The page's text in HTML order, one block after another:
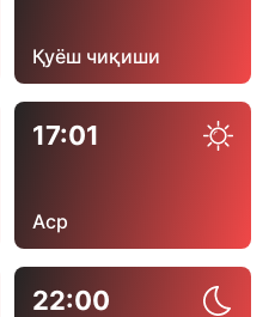
Қуёш чиқиши
17:01
Аср
22:00